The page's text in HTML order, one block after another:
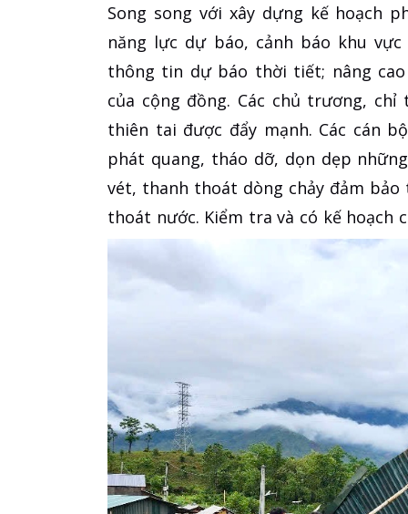
Song song với xây dựng kế hoạch
năng lực dự báo, cảnh báo khu
thông tin dự báo thời tiết; nâng
của cộng đồng. Các chủ trương,
thiên tai được đẩy mạnh. Các cán
phát quang, tháo dỡ, dọn dẹp
vét, thanh thoát dòng chảy đảm
thoát nước. Kiểm tra và có kế hoạch